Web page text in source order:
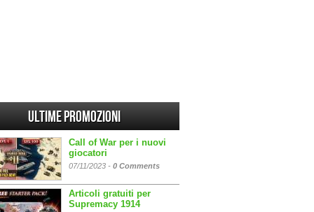
Ultime promozioni
Call of War per i nuovi
giocatori
07/11/2023 - 0 Comments
Articoli gratuiti per
Supremacy 1914